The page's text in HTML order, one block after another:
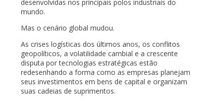
desenvolvidas nos principais polos industriais do
mundo.
Mas o cenário global mudou.
As crises logísticas dos últimos anos, os conflitos
geopolíticos, a volatilidade cambial e a crescente
disputa por tecnologias estratégicas estão
redesenhando a forma como as empresas planejam
seus investimentos em bens de capital e organizam
suas cadeias de suprimentos.